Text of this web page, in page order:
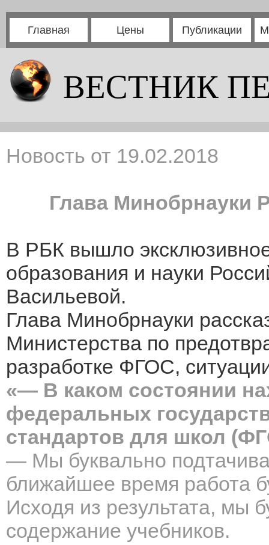
Главная Цены Публикации
ВЕСТНИК
Новость от 19.02.2018
Глава Минобрнауки
В РБК вышло
образования и науки
Васильевой.
Глава Минобрнауки
Министерства по
разработке ФГОС,
«— В каком состоянии
федеральных
стандартов для школ
— Мы буквально
ближайшее время работа
Исходя из результата, мы
содержание учебников.